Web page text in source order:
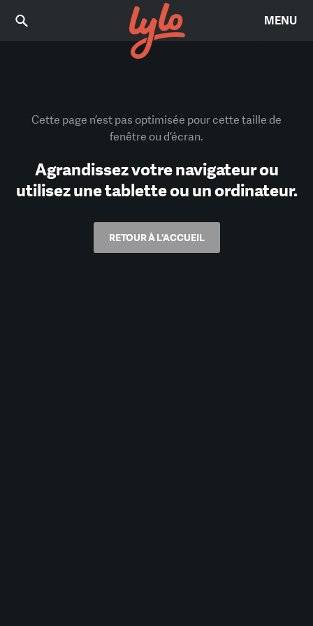
MENU
Cette page n’est pas optimisée pour cette taille de
fenêtre ou d’écran.
Agrandissez votre navigateur ou
utilisez une tablette ou un ordinateur.
RETOUR À L'ACCUEIL